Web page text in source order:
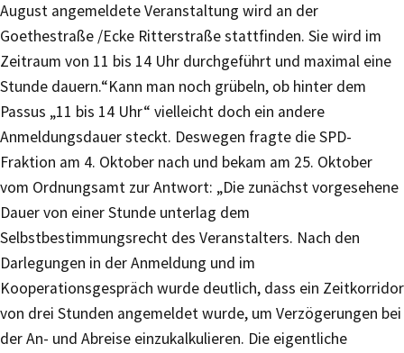
August angemeldete Veranstaltung wird an der
Goethestraße /Ecke Ritterstraße stattfinden. Sie wird im
Zeitraum von 11 bis 14 Uhr durchgeführt und maximal eine
Stunde dauern.“Kann man noch grübeln, ob hinter dem
Passus „11 bis 14 Uhr“ vielleicht doch ein andere
Anmeldungsdauer steckt. Deswegen fragte die SPD-
Fraktion am 4. Oktober nach und bekam am 25. Oktober
vom Ordnungsamt zur Antwort: „Die zunächst vorgesehene
Dauer von einer Stunde unterlag dem
Selbstbestimmungsrecht des Veranstalters. Nach den
Darlegungen in der Anmeldung und im
Kooperationsgespräch wurde deutlich, dass ein Zeitkorridor
von drei Stunden angemeldet wurde, um Verzögerungen bei
der An- und Abreise einzukalkulieren. Die eigentliche